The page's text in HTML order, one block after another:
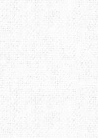
LURBEL
MAMMUT
OPTIMUS
PRANA